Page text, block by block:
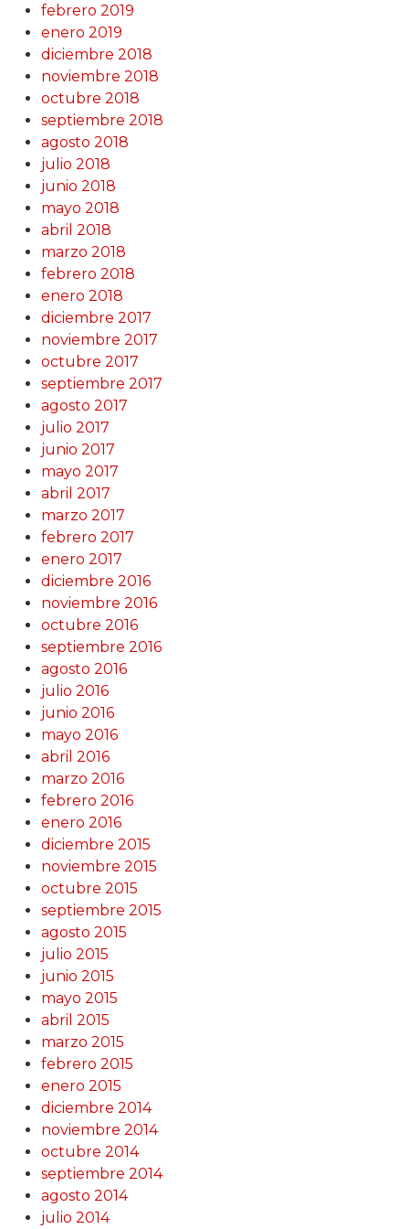
febrero 2019
enero 2019
diciembre 2018
noviembre 2018
octubre 2018
septiembre 2018
agosto 2018
julio 2018
junio 2018
mayo 2018
abril 2018
marzo 2018
febrero 2018
enero 2018
diciembre 2017
noviembre 2017
octubre 2017
septiembre 2017
agosto 2017
julio 2017
junio 2017
mayo 2017
abril 2017
marzo 2017
febrero 2017
enero 2017
diciembre 2016
noviembre 2016
octubre 2016
septiembre 2016
agosto 2016
julio 2016
junio 2016
mayo 2016
abril 2016
marzo 2016
febrero 2016
enero 2016
diciembre 2015
noviembre 2015
octubre 2015
septiembre 2015
agosto 2015
julio 2015
junio 2015
mayo 2015
abril 2015
marzo 2015
febrero 2015
enero 2015
diciembre 2014
noviembre 2014
octubre 2014
septiembre 2014
agosto 2014
julio 2014